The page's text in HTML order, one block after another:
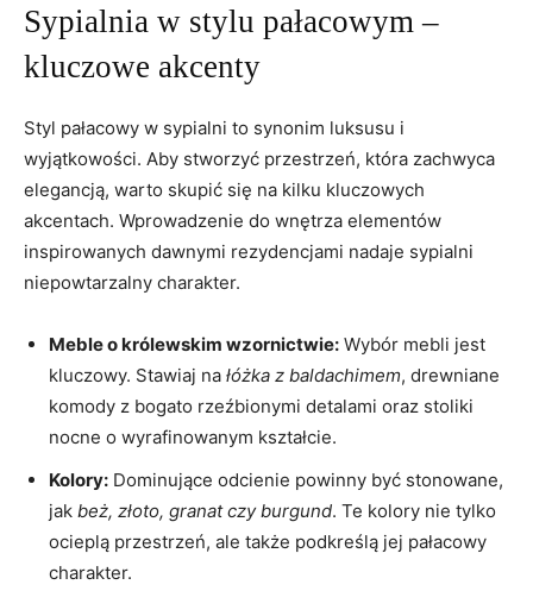
Sypialnia w stylu pałacowym –
kluczowe akcenty
Styl pałacowy w sypialni to synonim luksusu i
wyjątkowości. Aby stworzyć przestrzeń, która zachwyca
elegancją, warto skupić się na kilku kluczowych
akcentach. Wprowadzenie do wnętrza elementów
inspirowanych dawnymi rezydencjami nadaje sypialni
niepowtarzalny charakter.
Meble o królewskim wzornictwie: Wybór mebli jest
kluczowy. Stawiaj na łóżka z baldachimem, drewniane
komody z bogato rzeźbionymi detalami oraz stoliki
nocne o wyrafinowanym kształcie.
Kolory: Dominujące odcienie powinny być stonowane,
jak beż, złoto, granat czy burgund. Te kolory nie tylko
ocieplą przestrzeń, ale także podkreślą jej pałacowy
charakter.